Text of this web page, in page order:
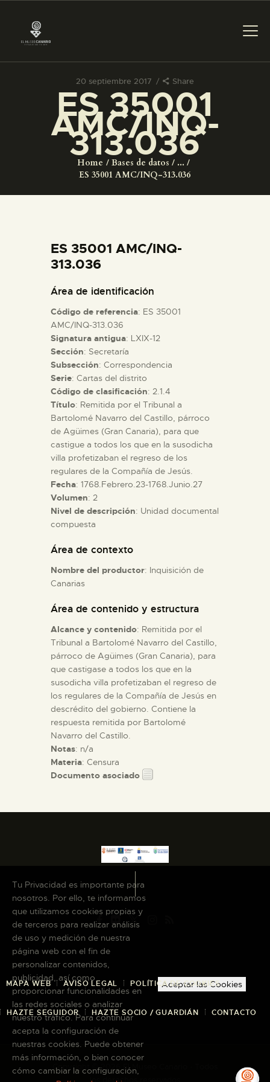
20 septiembre 2017 Share
ES 35001
AMC/INQ-
313.036
Home Bases de datos
...
ES 35001 AMC/INQ-313.036
PREPARAR LA VISITA
ACTIVIDADES
COLECCIONES
ESPAÑOL
PREPARAR LA VISITA
ACTIVIDADES
█
EL MUSEO
COLECCIONES
ESPAÑOL
ES 35001 AMC/INQ-
313.036
Área de identificación
Código de referencia: ES 35001
AMC/INQ-313.036
Signatura antigua: LXIX-12
Sección: Secretaría
Subsección: Correspondencia
Serie: Cartas del distrito
Código de clasificación: 2.1.4
Título: Remitida por el Tribunal a
Bartolomé Navarro del Castillo, párroco
de Agüimes (Gran Canaria), para que
castigue a todos los que en la susodicha
villa profetizaban el regreso de los
regulares de la Compañía de Jesús.
Fecha: 1768.Febrero.23-1768.Junio.27
Volumen: 2
Nivel de descripción: Unidad documental
compuesta
Área de contexto
Nombre del productor: Inquisición de
Canarias
Área de contenido y estructura
Alcance y contenido: Remitida por el
Tribunal a Bartolomé Navarro del Castillo,
párroco de Agüimes (Gran Canaria), para
que castigase a todos los que en la
susodicha villa profetizaban el regreso de
los regulares de la Compañía de Jesús en
descrédito del gobierno. Contiene la
respuesta remitida por Bartolomé
Navarro del Castillo.
Notas: n/a
Materia: Censura
Documento asociado
MAPA WEB AVISO LEGAL POLÍTICA DE COOKIES
HAZTE SEGUIDOR HAZTE SOCIO / GUARDIÁN CONTACTO
Copyright © 2026 El Museo Canario · Todos
los derechos reservados
Tu Privacidad es importante para
nosotros. Por ello, te informamos
que utilizamos cookies propias y
de terceros para realizar análisis
de uso y medición de nuestra
página web con el fin de
personalizar contenidos,
publicidad, así como
proporcionar funcionalidades en
las redes sociales o analizar
nuestro tráfico. Para continuar
acepta la configuración de
nuestras cookies. Puede obtener
más información, o bien conocer
cómo cambiar la configuración,
Aceptar las Cookies